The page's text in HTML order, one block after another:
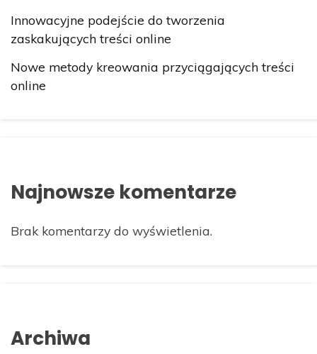
Innowacyjne podejście do tworzenia
zaskakujących treści online
Nowe metody kreowania przyciągających treści
online
Najnowsze komentarze
Brak komentarzy do wyświetlenia.
Archiwa